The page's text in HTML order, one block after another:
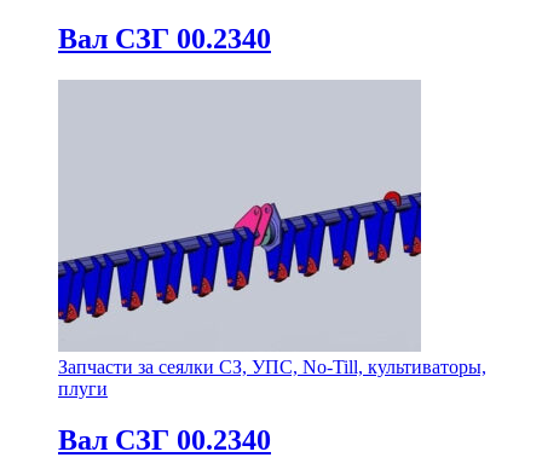
Вал СЗГ 00.2340
Запчасти за сеялки СЗ, УПС, No-Till, культиваторы,
плуги
Вал СЗГ 00.2340